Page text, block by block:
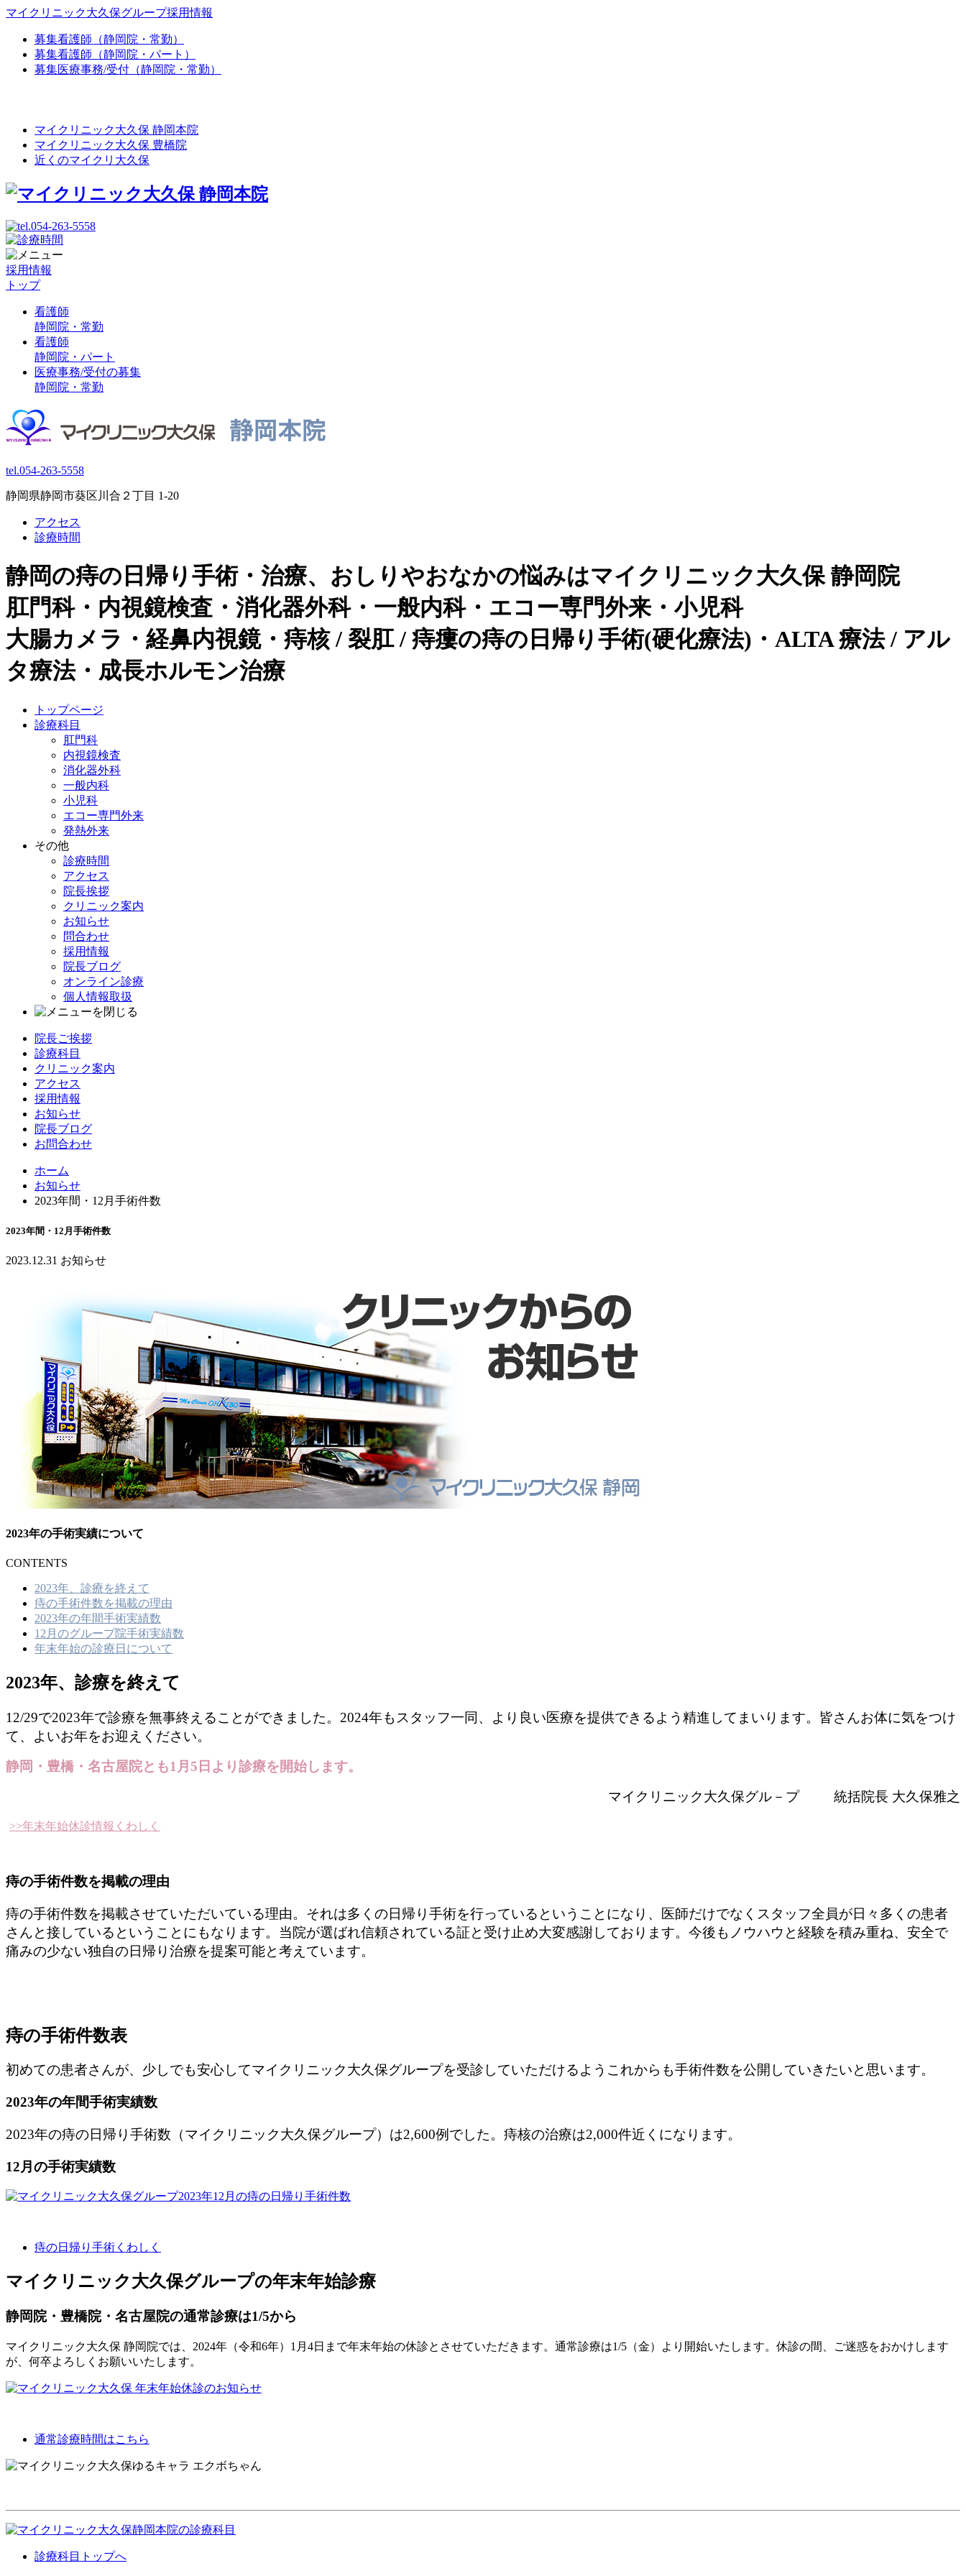
マイクリニック大久保グループ採用情報
募集看護師（静岡院・常勤）
募集看護師（静岡院・パート）
募集医療事務/受付（静岡院・常勤）
マイクリニック大久保 静岡本院
マイクリニック大久保 豊橋院
近くのマイクリ大久保
採用情報
トップ
看護師
静岡院・常勤
看護師
静岡院・パート
医療事務/受付の募集
静岡院・常勤
tel.054-263-5558
静岡県静岡市葵区川合２丁目 1-20
アクセス
診療時間
静岡の痔の日帰り手術・治療、おしりやおなかの悩みはマイクリニック大久保 静岡院
肛門科・内視鏡検査・消化器外科・一般内科・エコー専門外来・小児科
大腸カメラ・経鼻内視鏡・痔核 / 裂肛 / 痔瘻の痔の日帰り手術(硬化療法)・ALTA 療法 / アル
タ療法・成長ホルモン治療
トップページ
診療科目
肛門科
内視鏡検査
消化器外科
一般内科
小児科
エコー専門外来
発熱外来
その他
診療時間
アクセス
院長挨拶
クリニック案内
お知らせ
問合わせ
採用情報
院長ブログ
オンライン診療
個人情報取扱
院長ご挨拶
診療科目
クリニック案内
アクセス
採用情報
お知らせ
院長ブログ
お問合わせ
ホーム
お知らせ
2023年間・12月手術件数
2023年間・12月手術件数
2023.12.31 お知らせ
2023年の手術実績について
CONTENTS
2023年、診療を終えて
痔の手術件数を掲載の理由
2023年の年間手術実績数
12月のグループ院手術実績数
年末年始の診療日について
2023年、診療を終えて
12/29で2023年で診療を無事終えることができました。2024年もスタッフ一同、より良い医療を提供できるよう精進してまいります。皆さんお体に気をつけ
て、よいお年をお迎えください。
静岡・豊橋・名古屋院とも1月5日より診療を開始します。
マイクリニック大久保グル－プ 統括院長 大久保雅之
>>年末年始休診情報くわしく
痔の手術件数を掲載の理由
痔の手術件数を掲載させていただいている理由。それは多くの日帰り手術を行っているということになり、医師だけでなくスタッフ全員が日々多くの患者
さんと接しているということにもなります。当院が選ばれ信頼されている証と受け止め大変感謝しております。今後もノウハウと経験を積み重ね、安全で
痛みの少ない独自の日帰り治療を提案可能と考えています。
痔の手術件数表
初めての患者さんが、少しでも安心してマイクリニック大久保グループを受診していただけるようこれからも手術件数を公開していきたいと思います。
2023年の年間手術実績数
2023年の痔の日帰り手術数（マイクリニック大久保グループ）は2,600例でした。痔核の治療は2,000件近くになります。
12月の手術実績数
痔の日帰り手術くわしく
マイクリニック大久保グループの年末年始診療
静岡院・豊橋院・名古屋院の通常診療は1/5から
マイクリニック大久保 静岡院では、2024年（令和6年）1月4日まで年末年始の休診とさせていただきます。通常診療は1/5（金）より開始いたします。休診の間、ご迷惑をおかけします
が、何卒よろしくお願いいたします。
通常診療時間はこちら
診療科目トップへ